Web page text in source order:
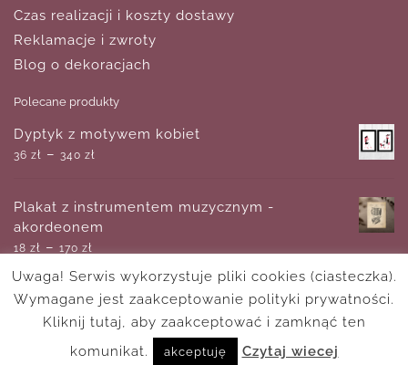
Czas realizacji i koszty dostawy
Reklamacje i zwroty
Blog o dekoracjach
Polecane produkty
Dyptyk z motywem kobiet
36 zł – 340 zł
Plakat z instrumentem muzycznym -
akordeonem
18 zł – 170 zł
Zestaw plakatów - Tropikalne liście
zł–560zł
Uwaga! Serwis wykorzystuje pliki cookies (ciasteczka).
Wymagane jest zaakceptowanie polityki prywatności.
Kliknij tutaj, aby zaakceptować i zamknąć ten
komunikat.
akceptuję Czytaj wiecej